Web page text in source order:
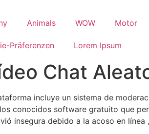
Animals WOW Motor
Präferenzen Lorem Ipsum
Chat
incluye un sistema de
conocidos software gratuito que
insegura debido a la acoso en